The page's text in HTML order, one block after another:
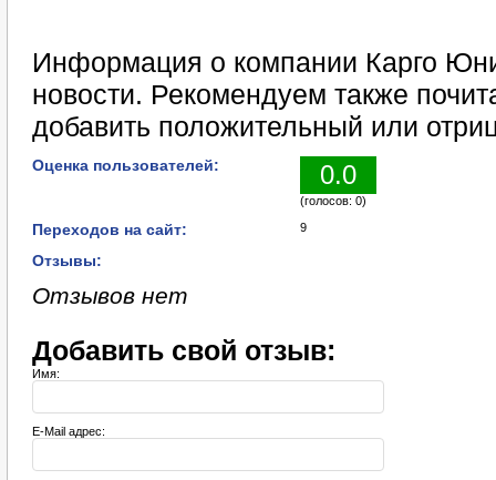
Информация о компании Карго
новости. Рекомендуем также
добавить положительный или
Оценка пользователей: 0.0
(голосов: 0)
Переходов на сайт: 9
Отзывы:
Отзывов нет
Добавить свой отзыв:
Имя:
E-Mail адрес: